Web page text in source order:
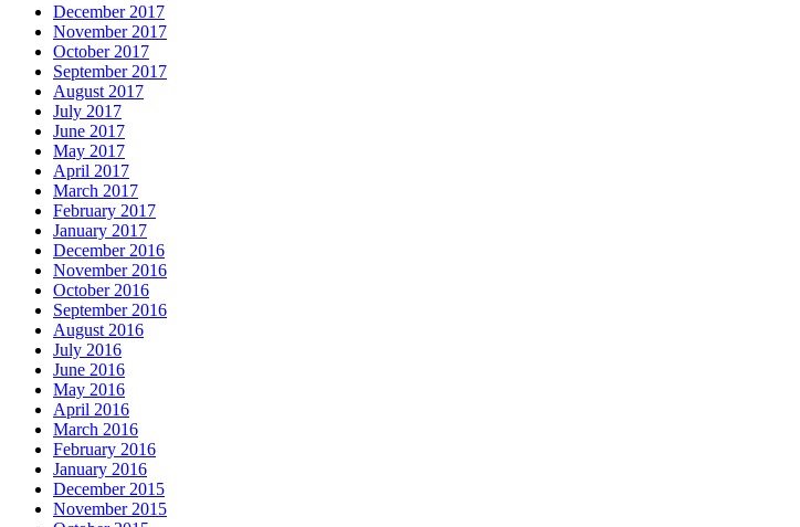
December 2017
November 2017
October 2017
September 2017
August 2017
July 2017
June 2017
May 2017
April 2017
March 2017
February 2017
January 2017
December 2016
November 2016
October 2016
September 2016
August 2016
July 2016
June 2016
May 2016
April 2016
March 2016
February 2016
January 2016
December 2015
November 2015